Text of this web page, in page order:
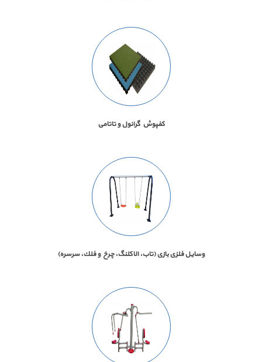
كفپوش گرانول و تاتامی
وسايل فلزی بازی (تاب، الاكلنگ، چرخ و فلك، سرسره)